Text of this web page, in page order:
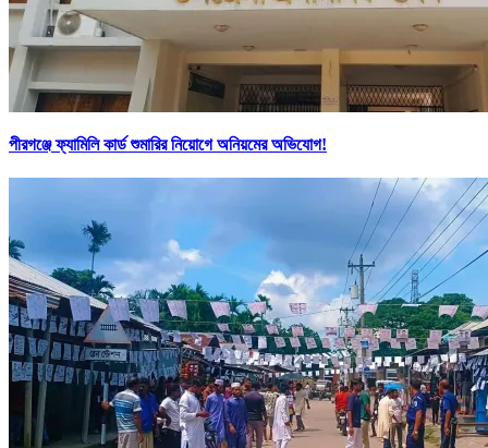
পীরগঞ্জে ফ্যামিলি কার্ড শুমারির নিয়োগে অনিয়মের অভিযোগ!